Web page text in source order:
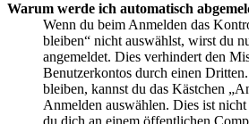
Warum werde ich automatisch
Wenn du beim Anmelden das
bleiben“ nicht auswählst, wirst du
angemeldet. Dies verhindert den
Benutzerkontos durch einen
bleiben, kannst du das Kästchen
Anmelden auswählen. Dies ist
du dich an einem öffentlichen